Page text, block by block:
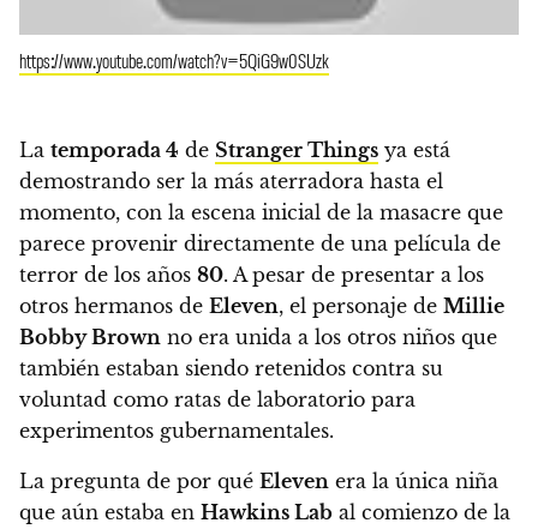
https://www.youtube.com/watch?v=5QiG9w0SUzk
La temporada 4 de Stranger Things ya está
demostrando ser la más aterradora hasta el
momento, con la escena inicial de la masacre que
parece provenir directamente de una película de
terror de los años 80. A pesar de presentar a los
otros hermanos de Eleven, el personaje de Millie
Bobby Brown no era unida a los otros niños que
también estaban siendo retenidos contra su
voluntad como ratas de laboratorio para
experimentos gubernamentales.
La pregunta de por qué Eleven era la única niña
que aún estaba en Hawkins Lab al comienzo de la